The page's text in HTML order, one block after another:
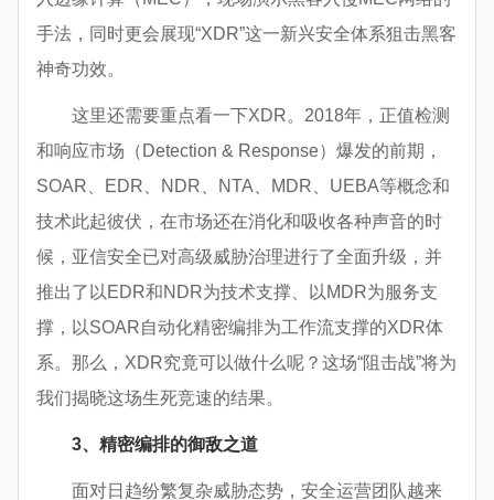
手法，同时更会展现“XDR”这一新兴安全体系狙击黑客
神奇功效。
这里还需要重点看一下XDR。2018年，正值检测
和响应市场（Detection & Response）爆发的前期，
SOAR、EDR、NDR、NTA、MDR、UEBA等概念和
技术此起彼伏，在市场还在消化和吸收各种声音的时
候，亚信安全已对高级威胁治理进行了全面升级，并
推出了以EDR和NDR为技术支撑、以MDR为服务支
撑，以SOAR自动化精密编排为工作流支撑的XDR体
系。那么，XDR究竟可以做什么呢？这场“阻击战”将为
我们揭晓这场生死竞速的结果。
3、精密编排的御敌之道
面对日趋纷繁复杂威胁态势，安全运营团队越来